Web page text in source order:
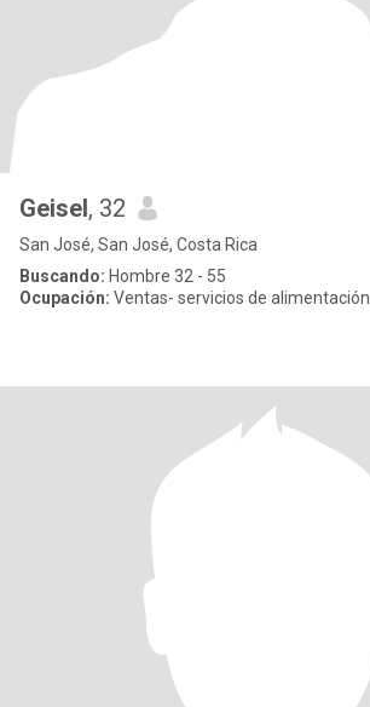
Geisel, 32
San José, San José, Costa Rica
Buscando: Hombre 32 - 55
Ocupación: Ventas- servicios de alimentación